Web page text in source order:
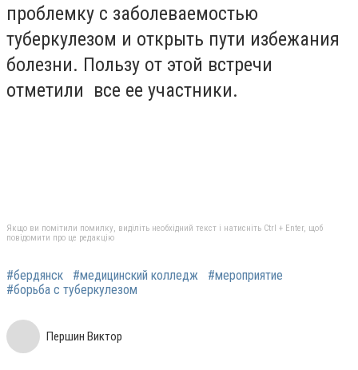
проблемку с заболеваемостью
туберкулезом и открыть пути избежания
болезни. Пользу от этой встречи
отметили все ее участники.
Якщо ви помітили помилку, виділіть необхідний текст і натисніть Ctrl + Enter, щоб
повідомити про це редакцію
#бердянск #медицинский колледж
#мероприятие
#борьба с туберкулезом
Першин Виктор